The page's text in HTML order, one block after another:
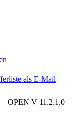
als E-Mail
OPEN V 11.2.1.0